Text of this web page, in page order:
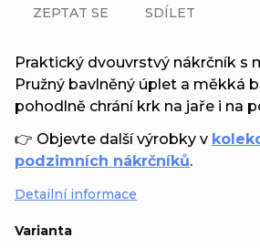
Varianta
Praktický dvouvrstvý nákrčník s
Pružný bavlněný úplet a měkká
pohodlně chrání krk na jaře i na
👉 Objevte další výrobky v
podzimních nákrčníků.
Detailní informace
ZEPTAT SE SDÍLET